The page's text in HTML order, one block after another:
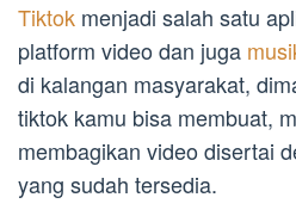
Tiktok menjadi salah satu
platform video dan juga
di kalangan masyarakat,
tiktok kamu bisa membuat,
membagikan video disertai
yang sudah tersedia.